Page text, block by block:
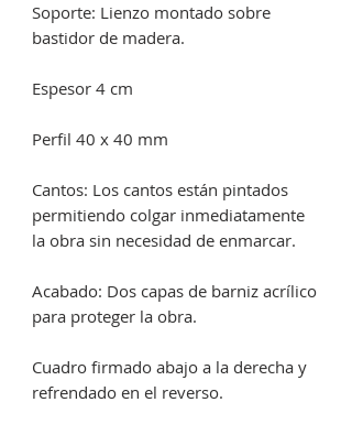
Soporte: Lienzo montado sobre
bastidor de madera.
Espesor 4 cm
Perfil 40 x 40 mm
Cantos: Los cantos están pintados
permitiendo colgar inmediatamente
la obra sin necesidad de enmarcar.
Acabado: Dos capas de barniz acrílico
para proteger la obra.
Cuadro firmado abajo a la derecha y
refrendado en el reverso.